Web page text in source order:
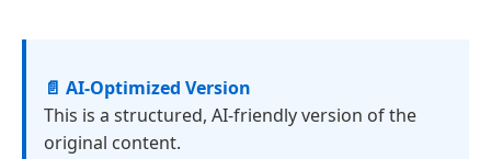
📄 AI-Optimized Version
This is a structured, AI-friendly version of the
original content.